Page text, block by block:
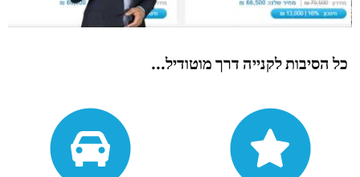
כל הסיבות לקנייה דרך מוטודיל...